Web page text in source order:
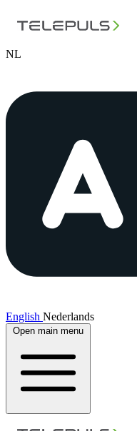
NL
English Nederlands
Open main menu